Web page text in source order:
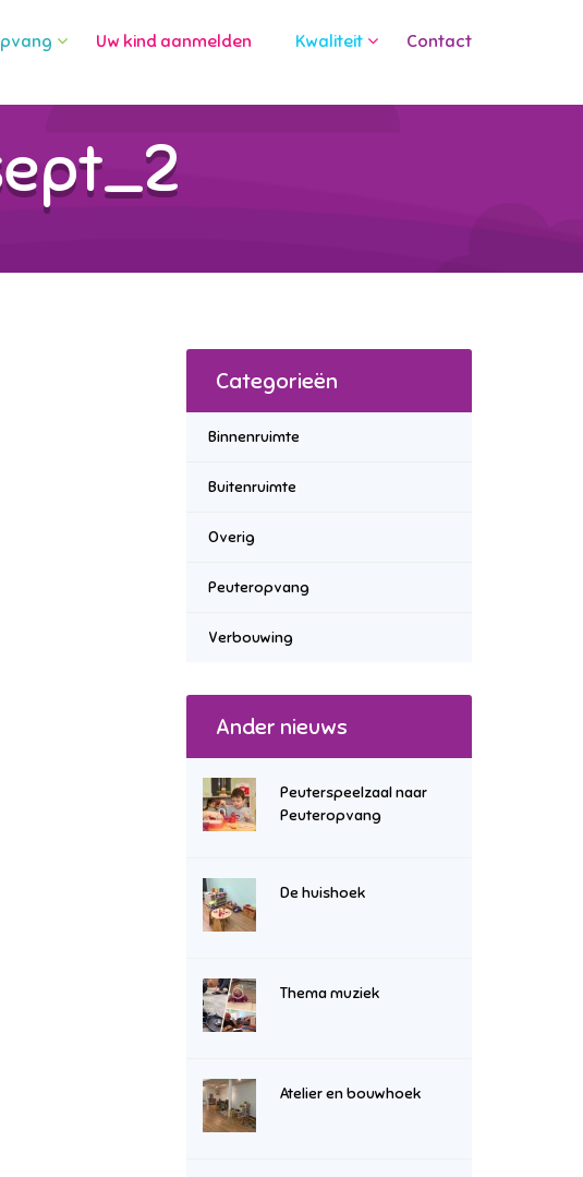
Uw kind aanmelden Kwaliteit Contact
Categorieën
Binnenruimte
Buitenruimte
Overig
Peuteropvang
Verbouwing
Ander nieuws
Peuterspeelzaal naar
Peuteropvang
De huishoek
Thema muziek
Atelier en bouwhoek